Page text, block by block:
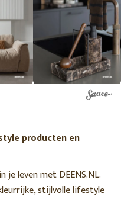
producten en
je leven met DEENS.NL.
stijlvolle lifestyle